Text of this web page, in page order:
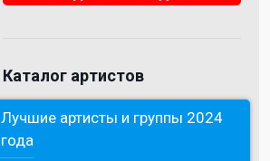
Каталог артистов
Лучшие артисты и группы 2024
года